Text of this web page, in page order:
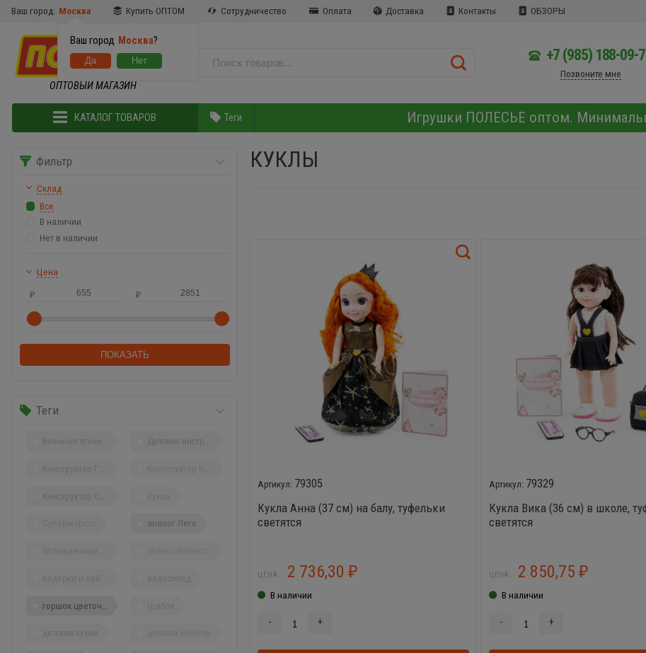
Ваш город: Москва
Ваш город Москва?
Купить ОПТОМ Сотрудничество Оплата Доставка Контакты ОБЗОРЫ
ОПТОВЫЙ МАГАЗИН
+7 (985) 188-09-
Позвоните мне
КАТАЛОГ ТОВАРОВ Теги Игрушки ПОЛЕСЬЕ оптом.
Фильтр
Склад
Все
В наличии
Нет в наличии
Цена
₽ ₽
Теги
Детские инструменты
аналог Лего
горшок цветочный
КУКЛЫ
79305
Кукла Анна (37 см) на балу, туфельки
светятся
ЦЕНА: 2 736,30 ₽
В наличии
- +
79329
Кукла Вика (36 см) в школе,
светятся
ЦЕНА: 2 850,75₽
В наличии
- +